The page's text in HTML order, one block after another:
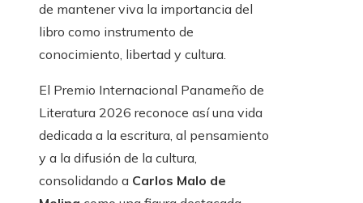
de mantener viva la importancia del
libro como instrumento de
conocimiento, libertad y cultura.
El Premio Internacional Panameño de
Literatura 2026 reconoce así una vida
dedicada a la escritura, al pensamiento
y a la difusión de la cultura,
consolidando a Carlos Malo de